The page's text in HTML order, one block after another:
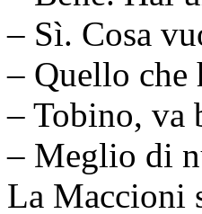
– Sì. Cosa
– Quello che
– Tobino, va
– Meglio di
La Maccioni